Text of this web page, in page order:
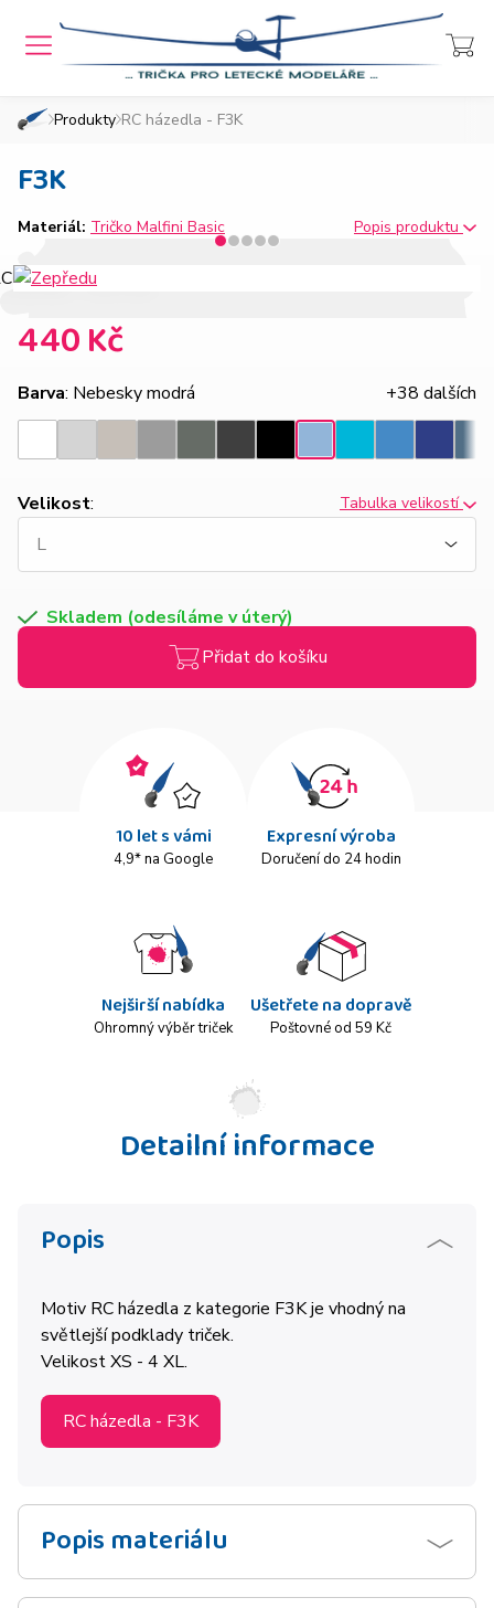
Domů Chcete také takový e-shop?
Přihlášení
»
Produkty »
RC házedla - F3K
F3K
Materiál: Tričko Malfini Basic Popis produktu
440 Kč
Barva: Nebesky modrá
+38 dalších
šedýšedášedýbřidlicegray
modrá
modrámodrá
Velikost: Tabulka velikostí
Skladem (odesíláme v úterý)
Přidat do košíku
10 let s vámi
4,9* na Google
Expresní výroba
Doručení do 24 hodin
Nejširší nabídka
Ohromný výběr triček
Ušetřete na dopravě
Poštovné od 59 Kč
Detailní informace
Popis
Motiv RC házedla z kategorie F3K je vhodný na
světlejší podklady triček.
Velikost XS - 4 XL.
RC házedla - F3K
Popis materiálu